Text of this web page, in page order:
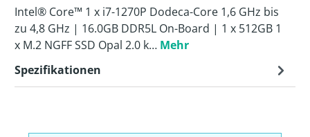
Intel® Core™ 1 x i7-1270P Dodeca-Core 1,6 GHz bis
zu 4,8 GHz | 16.0GB DDR5L On-Board | 1 x 512GB 1
x M.2 NGFF SSD Opal 2.0 k… Mehr
Spezifikationen